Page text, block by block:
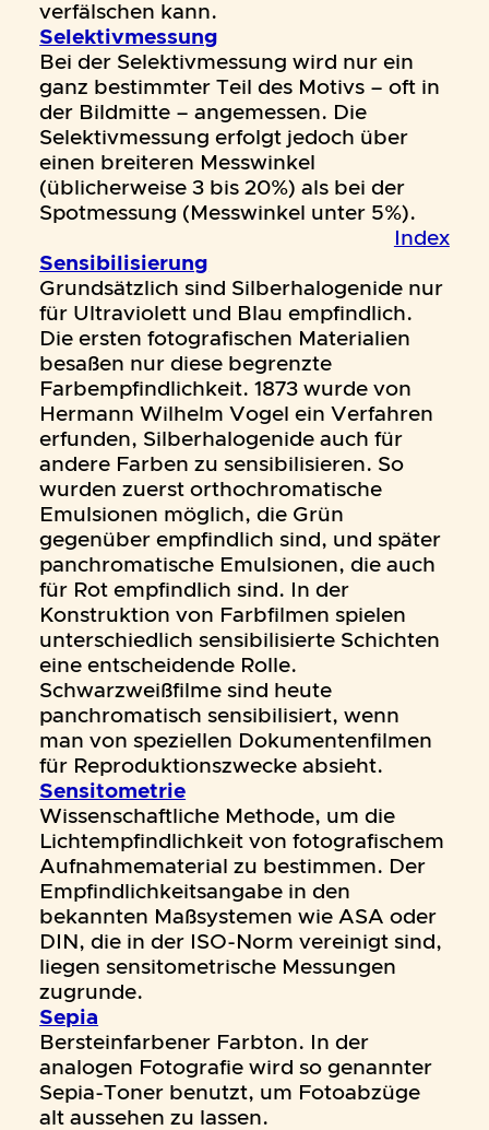
verfälschen kann.
Selektivmessung
Bei der Selektivmessung wird nur ein
ganz bestimmter Teil des Motivs – oft in
der Bildmitte – angemessen. Die
Selektivmessung erfolgt jedoch über
einen breiteren Messwinkel
(üblicherweise 3 bis 20%) als bei der
Spotmessung (Messwinkel unter 5%).
Index
Sensibilisierung
Grundsätzlich sind Silberhalogenide nur
für Ultraviolett und Blau empfindlich.
Die ersten fotografischen Materialien
besaßen nur diese begrenzte
Farbempfindlichkeit. 1873 wurde von
Hermann Wilhelm Vogel ein Verfahren
erfunden, Silberhalogenide auch für
andere Farben zu sensibilisieren. So
wurden zuerst orthochromatische
Emulsionen möglich, die Grün
gegenüber empfindlich sind, und später
panchromatische Emulsionen, die auch
für Rot empfindlich sind. In der
Konstruktion von Farbfilmen spielen
unterschiedlich sensibilisierte Schichten
eine entscheidende Rolle.
Schwarzweißfilme sind heute
panchromatisch sensibilisiert, wenn
man von speziellen Dokumentenfilmen
für Reproduktionszwecke absieht.
Sensitometrie
Wissenschaftliche Methode, um die
Lichtempfindlichkeit von fotografischem
Aufnahmematerial zu bestimmen. Der
Empfindlichkeitsangabe in den
bekannten Maßsystemen wie ASA oder
DIN, die in der ISO-Norm vereinigt sind,
liegen sensitometrische Messungen
zugrunde.
Sepia
Bersteinfarbener Farbton. In der
analogen Fotografie wird so genannter
Sepia-Toner benutzt, um Fotoabzüge
alt aussehen zu lassen.